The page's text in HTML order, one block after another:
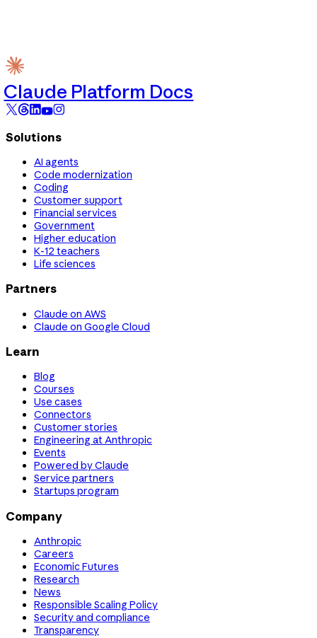
Claude Platform Docs
Solutions
AI agents
Code modernization
Coding
Customer support
Financial services
Government
Higher education
K-12 teachers
Life sciences
Partners
Claude on AWS
Claude on Google Cloud
Learn
Blog
Courses
Use cases
Connectors
Customer stories
Engineering at Anthropic
Events
Powered by Claude
Service partners
Startups program
Company
Anthropic
Careers
Economic Futures
Research
News
Responsible Scaling Policy
Security and compliance
Transparency